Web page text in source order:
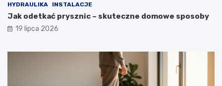
HYDRAULIKA INSTALACJE
Jak odetkać prysznic – skuteczne domowe sposoby
19 lipca 2026